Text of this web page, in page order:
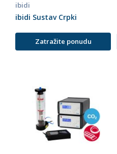
ibidi
ibidi Sustav Crpki
Zatražite ponudu